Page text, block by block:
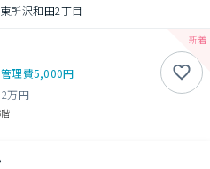
所沢和田2丁目
管理費5,000円
万円